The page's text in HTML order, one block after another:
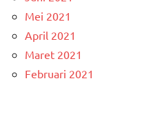
Mei 2021
April 2021
Maret 2021
Februari 2021